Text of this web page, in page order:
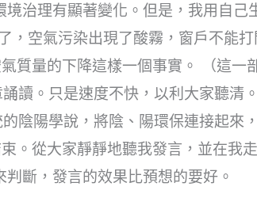
治理有顯著變化。但是，我用自己
空氣污染出現了酸霧，窗戶不能打
質量的下降這樣一個事實。 （這一
讀。只是速度不快，以利大家聽清
陰陽學說，將陰、陽環保連接起來
。從大家靜靜地聽我發言，並在我
斷，發言的效果比預想的要好。